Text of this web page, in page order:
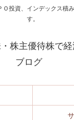
Ｏ投資、インデックス積
す。
株主優待株で
ブログ